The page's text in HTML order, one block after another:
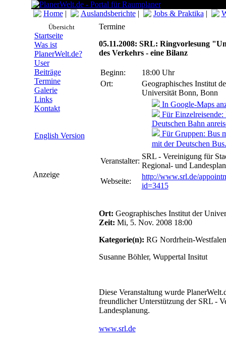
Home| Auslandsberichte| Jobs & Praktika |
Übersicht
Startseite
Was ist
PlanerWelt.de?
User
Beiträge
Termine
Galerie
Links
Kontakt
English Version
Anzeige
Termine
05.11.2008: SRL: Ringvorlesung
des Verkehrs - eine Bilanz
Beginn:
18:00 Uhr
Ort:
Geographisches Institut
Universität Bonn, Bonn
In Google-Maps
Für Einzelreisende:
Deutschen Bahn
Für Gruppen: Bus
mit der Deutschen Bus.
Veranstalter:
SRL - Vereinigung für
Regional- und
Webseite:
http://www.srl.de/
id=3415
Ort: Geographisches Institut der
Zeit: Mi, 5. Nov. 200818:00
Kategorie(n): RG Nordrhein-Westfalen
Susanne Böhler, Wuppertal Insitut
Diese Veranstaltung wurde
freundlicher Unterstützung der SRL -
Landesplanung.
www.srl.de